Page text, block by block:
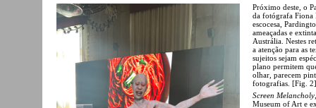
Próximo deste, o
da fotógrafa Fiona
escocesa,
ameaçadas e
Austrália. Nestes
a atenção para as
sujeitos sejam
plano permitem
olhar, parecem
fotografias. [Fig. 2]
Screen Melancholy
Museum of Art e